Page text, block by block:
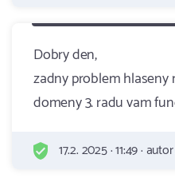
Dobry den,
zadny problem hlaseny
domeny 3. radu vam
17.2. 2025 · 11:49 ·